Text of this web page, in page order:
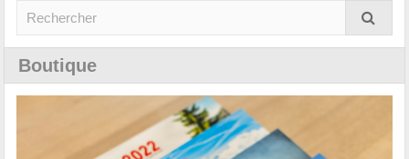
Boutique